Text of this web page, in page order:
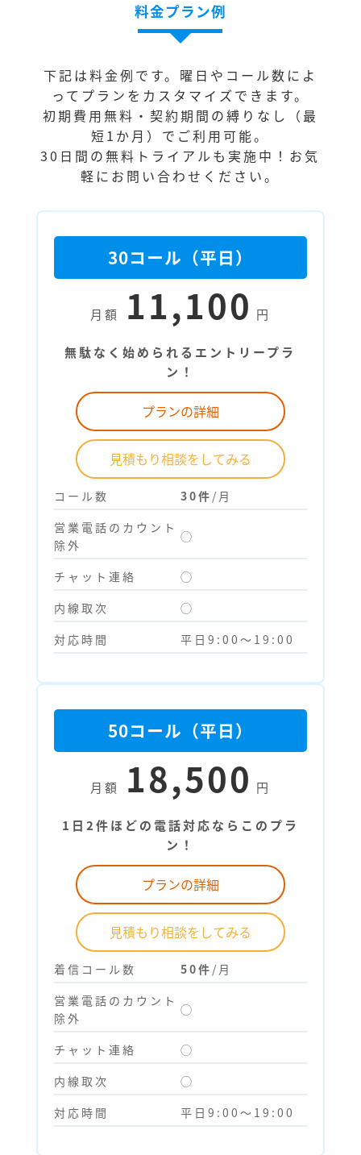
料金プラン例
下記は料金例です。曜日やコール数によ
ってプランをカスタマイズできます。
初期費用無料・契約期間の縛りなし（最
短1か月）でご利用可能。
30日間の無料トライアルも実施中！お気
軽にお問い合わせください。
30コール（平日）
月額 11,100 円
無駄なく始められるエントリープラ
ン！
プランの詳細
見積もり相談をしてみる
コール数 30件 /月
営業電話のカウント
除外
◯
チャット連絡
◯
内線取次
◯
対応時間
平日9:00～19:00
50コール（平日）
月額 18,500 円
1日2件ほどの電話対応ならこのプラ
ン！
プランの詳細
見積もり相談をしてみる
着信コール数 50件 /月
営業電話のカウント
除外
◯
チャット連絡
◯
内線取次
◯
対応時間
平日9:00～19:00